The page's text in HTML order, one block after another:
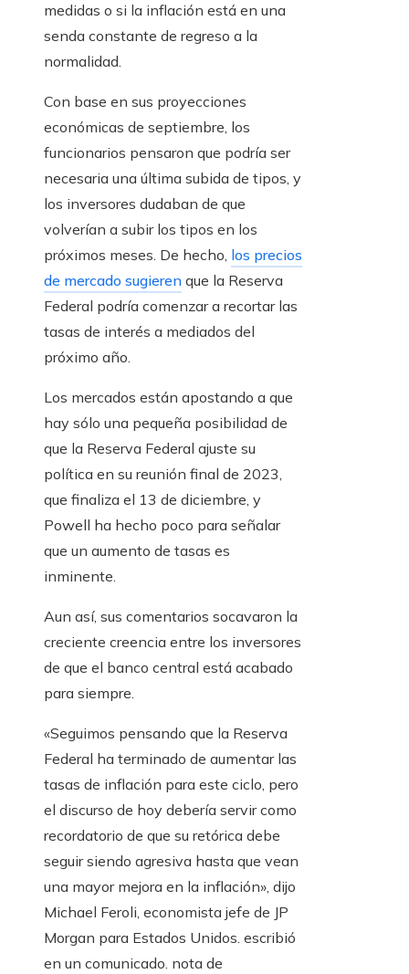
medidas o si la inflación está en una
senda constante de regreso a la
normalidad.
Con base en sus proyecciones
económicas de septiembre, los
funcionarios pensaron que podría ser
necesaria una última subida de tipos, y
los inversores dudaban de que
volverían a subir los tipos en los
próximos meses. De hecho, los precios
de mercado sugieren que la Reserva
Federal podría comenzar a recortar las
tasas de interés a mediados del
próximo año.
Los mercados están apostando a que
hay sólo una pequeña posibilidad de
que la Reserva Federal ajuste su
política en su reunión final de 2023,
que finaliza el 13 de diciembre, y
Powell ha hecho poco para señalar
que un aumento de tasas es
inminente.
Aun así, sus comentarios socavaron la
creciente creencia entre los inversores
de que el banco central está acabado
para siempre.
«Seguimos pensando que la Reserva
Federal ha terminado de aumentar las
tasas de inflación para este ciclo, pero
el discurso de hoy debería servir como
recordatorio de que su retórica debe
seguir siendo agresiva hasta que vean
una mayor mejora en la inflación», dijo
Michael Feroli, economista jefe de JP
Morgan para Estados Unidos. escribió
en un comunicado. nota de